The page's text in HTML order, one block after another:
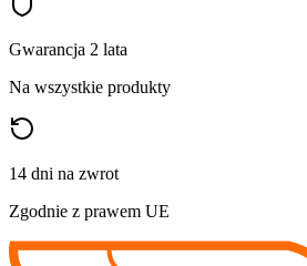
Gwarancja 2 lata
Na wszystkie produkty
14 dni na zwrot
Zgodnie z prawem UE